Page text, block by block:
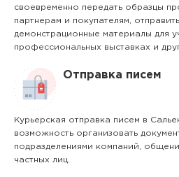
своевременно передать образцы
партнерам и покупателям,
демонстрационные материалы для
профессиональных выставках и
Отправка писем
Курьерская отправка писем в
возможность организовать
подразделениями компаний,
частных лиц.